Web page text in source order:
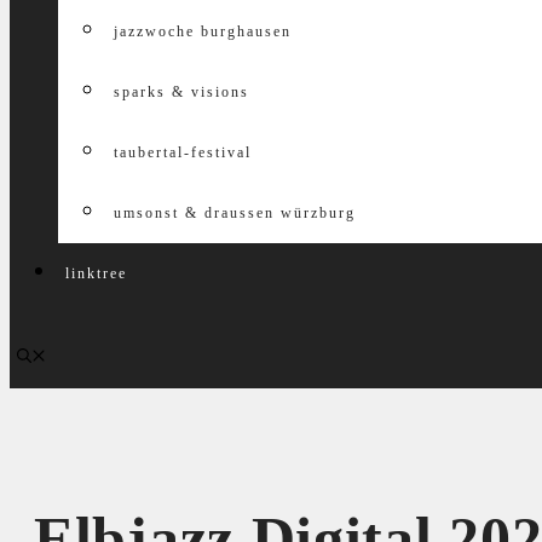
jazzwoche burghausen
sparks & visions
taubertal-festival
umsonst & draussen würzburg
linktree